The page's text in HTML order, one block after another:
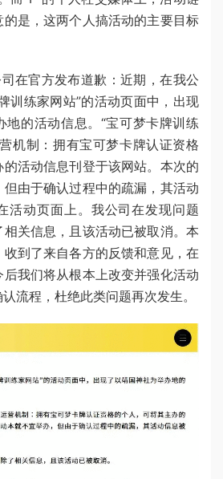
是，这两个人搞活动的主要目标
在官方发布道歉：近期，在我公
训练家网站”的活动页面中，出现
地的活动信息。“宝可梦卡牌训练
机制：拥有宝可梦卡牌认证资格
活动信息刊登于该网站。本次的
由于确认过程中的疏漏，其活动
活动页面上。我公司在发现问题
关信息，且该活动已被取消。本
到了来自各方的反馈和意见，在
我们将从根本上改变并强化活动
流程，杜绝此类问题再次发生。